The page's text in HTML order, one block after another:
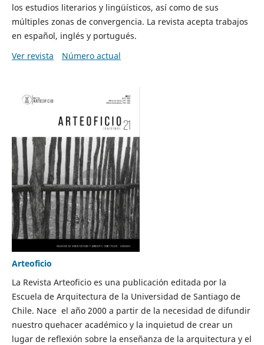
los estudios literarios y lingüísticos, así como de sus
múltiples zonas de convergencia. La revista acepta trabajos
en español, inglés y portugués.
Ver revista
Número actual
Arteoficio
La Revista Arteoficio es una publicación editada por la
Escuela de Arquitectura de la Universidad de Santiago de
Chile. Nace el año 2000 a partir de la necesidad de difundir
nuestro quehacer académico y la inquietud de crear un
lugar de reflexión sobre la enseñanza de la arquitectura y el